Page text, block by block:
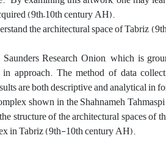
(9th–10th century AH).
the architectural space of Tabriz
Research Onion, which is
approach. The method of data
are both descriptive and analytical in
shown in the Shahnameh
structure of the architectural spaces of
in Tabriz (9th-10th century AH).